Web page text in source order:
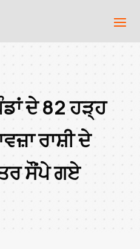
ਦੇ 82 ਹੜ੍ਹ
ਰਾਸ਼ੀ ਦੇ
ਸੌਂਪੇ ਗਏ